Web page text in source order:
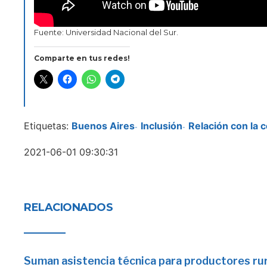
Fuente: Universidad Nacional del Sur.
Comparte en tus redes!
Etiquetas: Buenos Aires- Inclusión- Relación con la
2021-06-01 09:30:31
RELACIONADOS
Suman asistencia técnica para productores